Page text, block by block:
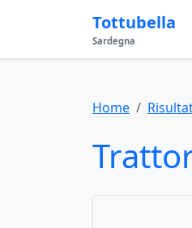
Tottubella
Sardegna
Home